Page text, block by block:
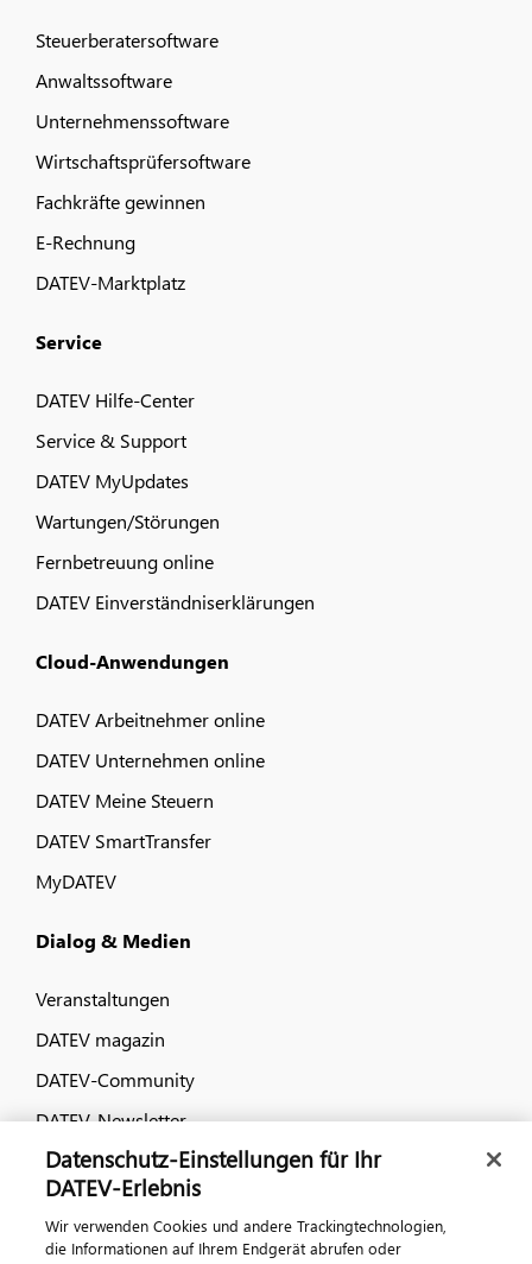
Steuerberatersoftware
Anwaltssoftware
Unternehmenssoftware
Wirtschaftsprüfersoftware
Fachkräfte gewinnen
E-Rechnung
DATEV-Marktplatz
Service
DATEV Hilfe-Center
Service & Support
DATEV MyUpdates
Wartungen/Störungen
Fernbetreuung online
DATEV Einverständniserklärungen
Cloud-Anwendungen
DATEV Arbeitnehmer online
DATEV Unternehmen online
DATEV Meine Steuern
DATEV SmartTransfer
MyDATEV
Dialog & Medien
Veranstaltungen
DATEV magazin
DATEV-Community
DATEV-Newsletter
Kontaktieren Sie uns
Datenschutz-Einstellungen für Ihr
DATEV-Erlebnis
Wir verwenden Cookies und andere Trackingtechnologien,
die Informationen auf Ihrem Endgerät abrufen oder